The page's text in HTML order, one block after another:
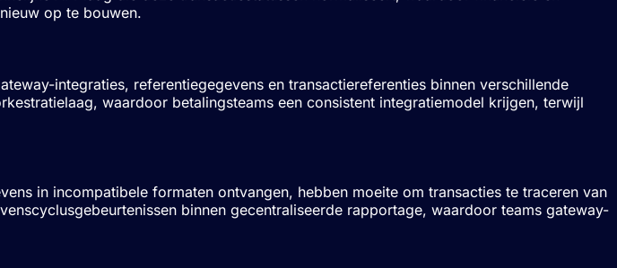
op te bouwen.
integraties, referentiegegevens en transactiereferenties binnen verschillende
waardoor betalingsteams een consistent integratiemodel krijgen, terwijl
in incompatibele formaten ontvangen, hebben moeite om transacties te traceren van
binnen gecentraliseerde rapportage, waardoor teams gateway-